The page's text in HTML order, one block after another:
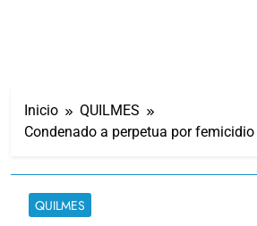
Inicio
QUILMES
Condenado a perpetua por femicidio
QUILMES